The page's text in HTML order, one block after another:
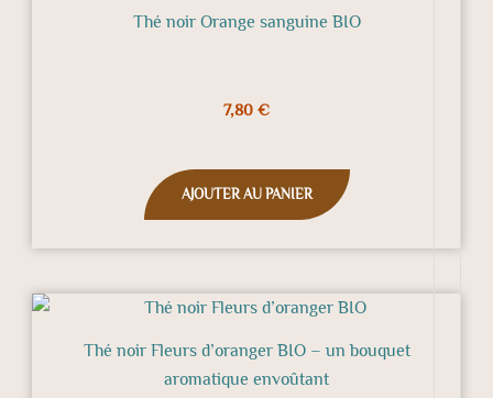
Thé noir Orange sanguine BIO
7,80 €
AJOUTER AU PANIER
Thé noir Fleurs d’oranger BIO – un bouquet
aromatique envoûtant